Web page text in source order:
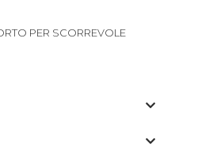
PER SCORREVOLE